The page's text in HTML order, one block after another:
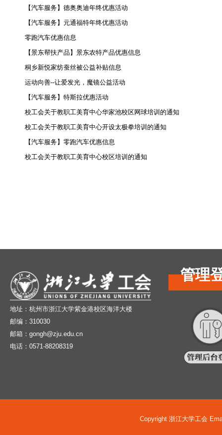
【汽车服务】德奥奥迪年终优惠活动
【汽车服务】元通福特年终优惠活动
零跑汽车优惠信息
【景东帮扶产品】景东农特产品优惠信息
桐乡新悦家纺蚕丝被公益补贴信息
运动向善--让爱发光，魔镜公益活动
【汽车服务】特斯拉优惠活动
校工会关于教职工美育中心华家池校区网球培训的通知
校工会关于教职工美育中心开设太极拳培训的通知
【汽车服务】零跑汽车优惠信息
校工会关于教职工美育中心校区培训的通知
地址：杭州市浙江大学紫金港校区海洋大楼
邮编：310030
邮箱：gongh@zju.edu.cn
电话：0571-88208319
管理
Copyright 浙江大学工会